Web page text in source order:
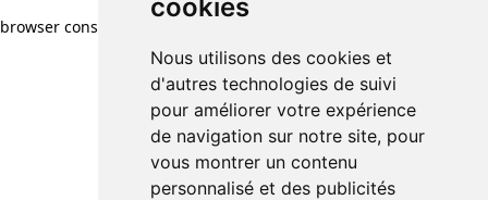
cookies
Nous utilisons des cookies et
d'autres technologies de suivi
pour améliorer votre expérience
de navigation sur notre site, pour
vous montrer un contenu
personnalisé et des publicités
browser console for more information)